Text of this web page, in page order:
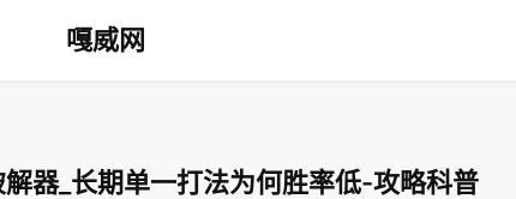
嘎威网
器_长期单一打法为何胜率低-攻略科普